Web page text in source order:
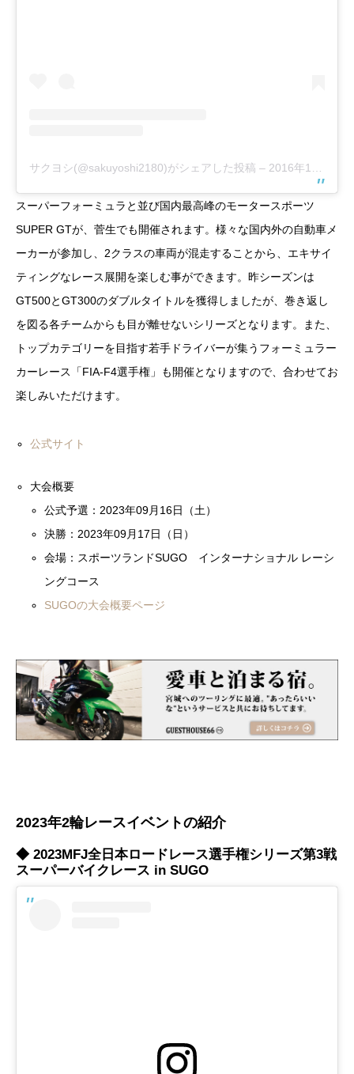
サクヨシ(@sakuyoshi2180)がシェアした投稿 – 2016年11月月8日午前9時30分PST
スーパーフォーミュラと並び国内最高峰のモータースポーツ
SUPER GTが、菅生でも開催されます。様々な国内外の自動車メ
ーカーが参加し、2クラスの車両が混走することから、エキサイ
ティングなレース展開を楽しむ事ができます。昨シーズンは
GT500とGT300のダブルタイトルを獲得しましたが、巻き返し
を図る各チームからも目が離せないシリーズとなります。また、
トップカテゴリーを目指す若手ドライバーが集うフォーミュラー
カーレース「FIA-F4選手権」も開催となりますので、合わせてお
楽しみいただけます。
公式サイト
大会概要
公式予選：2023年09月16日（土）
決勝：2023年09月17日（日）
会場：スポーツランドSUGO インターナショナル レーシ
ングコース
SUGOの大会概要ページ
2023年2輪レースイベントの紹介
◆ 2023MFJ全日本ロードレース選手権シリーズ第3戦
スーパーバイクレース in SUGO